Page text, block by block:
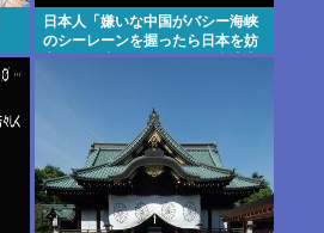
日本人「嫌いな中国がバシー海峡
のシーレーンを握ったら日本を妨
害するに違いない、だから台湾支